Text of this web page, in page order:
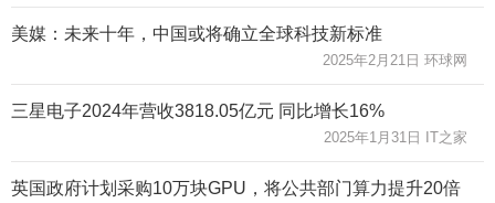
美媒：未来十年，中国或将确立全球科技新标准
2025年2月21日 环球网
三星电子2024年营收3818.05亿元 同比增长16%
2025年1月31日 IT之家
英国政府计划采购10万块GPU，将公共部门算力提升20倍